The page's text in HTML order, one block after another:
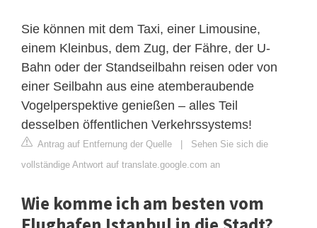
Sie können mit dem Taxi, einer Limousine,
einem Kleinbus, dem Zug, der Fähre, der U-
Bahn oder der Standseilbahn reisen oder von
einer Seilbahn aus eine atemberaubende
Vogelperspektive genießen – alles Teil
desselben öffentlichen Verkehrssystems!
Antrag auf Entfernung der Quelle
Sehen Sie sich die
vollständige Antwort auf translate.google.com an
Wie komme ich am besten vom